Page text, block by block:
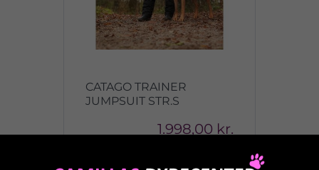
CATAGO TRAINER
JUMPSUIT STR.S
1.998,00 kr.